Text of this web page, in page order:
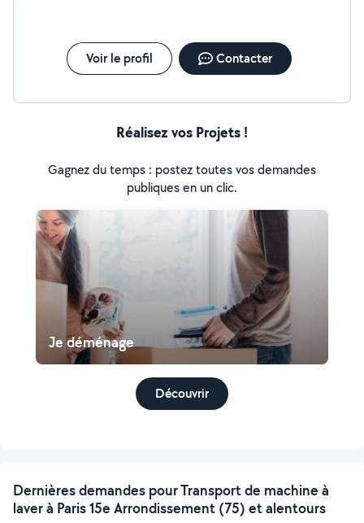
Voir le profil Contacter
Réalisez vos Projets !
Gagnez du temps : postez toutes vos demandes
publiques en un clic.
Je déménage
Découvrir
Dernières demandes pour Transport de machine à
laver à Paris 15e Arrondissement (75) et alentours